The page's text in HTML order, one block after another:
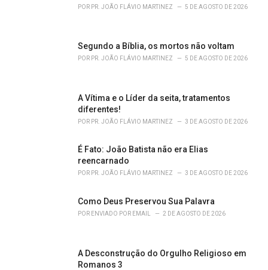
POR PR. JOÃO FLÁVIO MARTINEZ 5 DE AGOSTO DE 2026
Segundo a Bíblia, os mortos não voltam
POR PR. JOÃO FLÁVIO MARTINEZ 5 DE AGOSTO DE 2026
A Vítima e o Líder da seita, tratamentos
diferentes!
POR PR. JOÃO FLÁVIO MARTINEZ 3 DE AGOSTO DE 2026
É Fato: João Batista não era Elias
reencarnado
POR PR. JOÃO FLÁVIO MARTINEZ 3 DE AGOSTO DE 2026
Como Deus Preservou Sua Palavra
POR ENVIADO POR EMAIL 2 DE AGOSTO DE 2026
A Desconstrução do Orgulho Religioso em
Romanos 3